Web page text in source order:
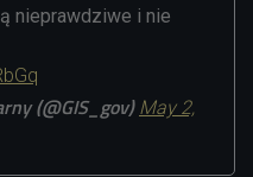
nieprawdziwe i nie
(@GIS_gov) May 2,